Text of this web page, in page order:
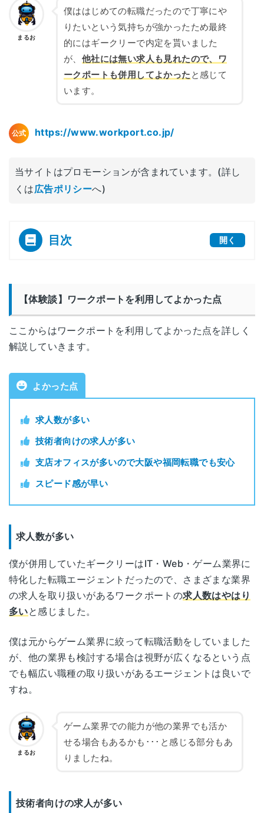
まるお
僕ははじめての転職だったので丁寧にや
りたいという気持ちが強かったため最終
的にはギークリーで内定を貰いました
が、 他社には無い求人も見れたので、ワ
ークポートも併用してよかった と感じて
います。
公式 https://www.workport.co.jp/
当サイトはプロモーションが含まれています。(詳し
くは広告ポリシーへ)
目次 開く
【体験談】ワークポートを利用してよかった点
ここからはワークポートを利用してよかった点を詳しく
解説していきます。
よかった点
求人数が多い
技術者向けの求人が多い
支店オフィスが多いので大阪や福岡転職でも安心
スピード感が早い
求人数が多い
僕が併用していたギークリーはIT・Web・ゲーム業界に
特化した転職エージェントだったので、さまざまな業界
の求人を取り扱いがあるワークポートの求人数はやはり
多いと感じました。
僕は元からゲーム業界に絞って転職活動をしていました
が、他の業界も検討する場合は視野が広くなるという点
でも幅広い職種の取り扱いがあるエージェントは良いで
すね。
まるお
ゲーム業界での能力が他の業界でも活か
せる場合もあるかも･･･と感じる部分もあ
りましたね。
技術者向けの求人が多い